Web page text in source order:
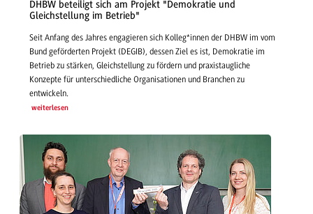
DHBW beteiligt sich am Projekt "Demokratie und
Gleichstellung im Betrieb"
Seit Anfang des Jahres engagieren sich Kolleg*innen der DHBW im vom
Bund geförderten Projekt (DEGIB), dessen Ziel es ist, Demokratie im
Betrieb zu stärken, Gleichstellung zu fördern und praxistaugliche
Konzepte für unterschiedliche Organisationen und Branchen zu
entwickeln.
weiterlesen